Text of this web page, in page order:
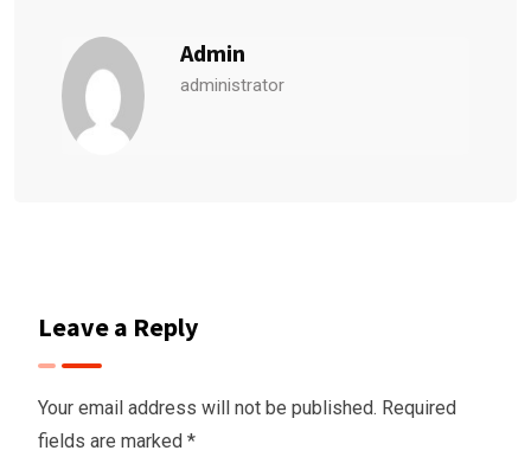
Admin
administrator
Leave a Reply
Your email address will not be published. Required
fields are marked *